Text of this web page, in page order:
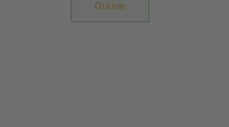
Online